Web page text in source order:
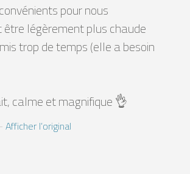
pour nous
être légèrement plus chaude
trop de temps (elle a besoin
calme et magnifique 👌
Afficher l’original